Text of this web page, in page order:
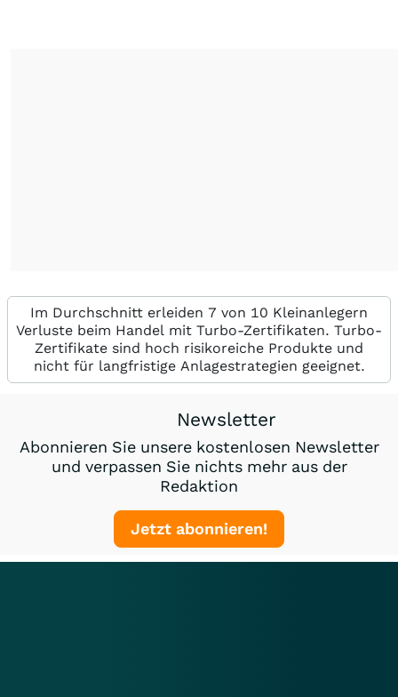
Im Durchschnitt erleiden 7 von 10 Kleinanlegern
Verluste beim Handel mit Turbo-Zertifikaten. Turbo-
Zertifikate sind hoch risikoreiche Produkte und
nicht für langfristige Anlagestrategien geeignet.
Newsletter
Abonnieren Sie unsere kostenlosen Newsletter
und verpassen Sie nichts mehr aus der
Redaktion
Jetzt abonnieren!